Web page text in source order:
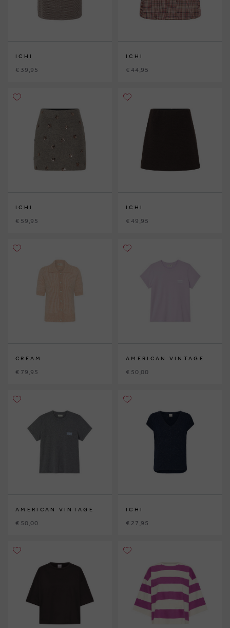
ICHI
€ 39,95
ICHI
€ 44,95
ICHI
€ 59,95
ICHI
€ 49,95
CREAM
€ 79,95
AMERICAN VINTAGE
€ 50,00
AMERICAN VINTAGE
€ 50,00
ICHI
€ 27,95